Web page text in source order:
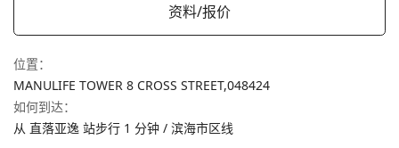
资料/报价
位置：
MANULIFE TOWER 8 CROSS STREET,048424
如何到达：
从 直落亚逸 站步行 1 分钟 / 滨海市区线